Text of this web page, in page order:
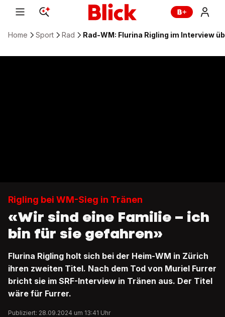
Home Sport Rad Rad-WM: Flurina Rigling im Interview
Rigling bei WM-Sieg in Tränen
«Wir sind eine Familie – ich
bin für sie gefahren»
Flurina Rigling holt sich bei der Heim-WM in Zürich
ihren zweiten Titel. Nach dem Tod von Muriel Furrer
bricht sie im SRF-Interview in Tränen aus. Der Titel
wäre für Furrer.
Publiziert: 28.09.2024 um 13:41 Uhr